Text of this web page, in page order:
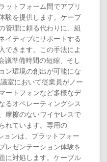
ットフォーム間でアプリ
験を提供します。ケーブ
管理に頼る代わりに、組
イティブにサポートする
できます。この手法によ
議準備時間の短縮、そし
ン環境の創出が可能にな
室において従業員がノー
ートフォンなど多様なデ
るオペレーティングシス
摩擦のないワイヤレスで
れています。専用の
ョンは、プラットフォー
レゼンテーション体験を
に対処します。ケーブル